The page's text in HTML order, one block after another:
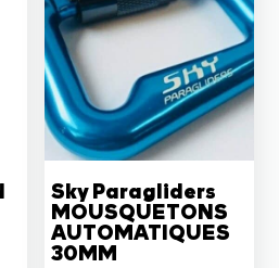
Sky Paragliders
MOUSQUETONS
AUTOMATIQUES
30MM